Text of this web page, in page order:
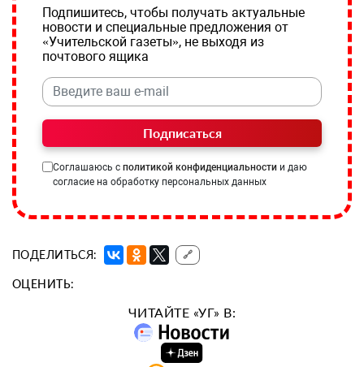
Подпишитесь, чтобы получать актуальные
новости и специальные предложения от
«Учительской газеты», не выходя из
почтового ящика
Подписаться
Соглашаюсь с политикой конфиденциальности и даю
согласие на обработку персональных данных
ПОДЕЛИТЬСЯ: 🔗
ОЦЕНИТЬ:
ЧИТАЙТЕ «УГ» В: